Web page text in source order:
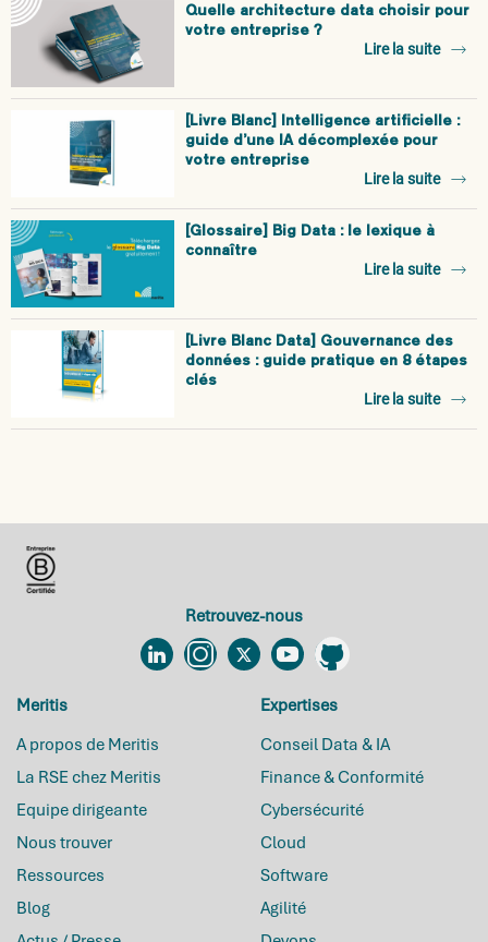
Quelle architecture data choisir pour
votre entreprise ?
Lire la suite
[Livre Blanc] Intelligence artificielle :
guide d’une IA décomplexée pour
votre entreprise
Lire la suite
[Glossaire] Big Data : le lexique à
connaître
Lire la suite
[Livre Blanc Data] Gouvernance des
données : guide pratique en 8 étapes
clés
Lire la suite
Retrouvez-nous
LinkedinInstagram
TwitterYouTubeGithub
Meritis
A propos de Meritis
La RSE chez Meritis
Equipe dirigeante
Nous trouver
Ressources
Blog
Expertises
Conseil Data & IA
Finance & Conformité
Cybersécurité
Cloud
Software
Agilité